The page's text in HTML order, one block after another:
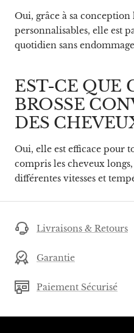
Oui, grâce à sa conception
personnalisables, elle est
quotidien sans
EST-CE QUE
BROSSE
DES
Oui, elle est efficace pour
compris les cheveux longs,
différentes vitesses et
Livraisons & Retours
Garantie
Paiement Sécurisé